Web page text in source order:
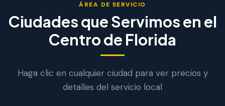
ÁREA DE SERVICIO
Ciudades que Servimos en el
Centro de Florida
Haga clic en cualquier ciudad para ver precios y
detalles del servicio local